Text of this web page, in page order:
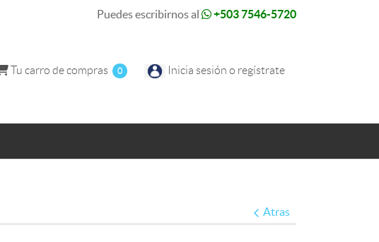
Puedes escribirnos al +503 7546-5720
Tu carro de compras
Tu carro de compras 0 Inicia sesión o regístrate
Atras